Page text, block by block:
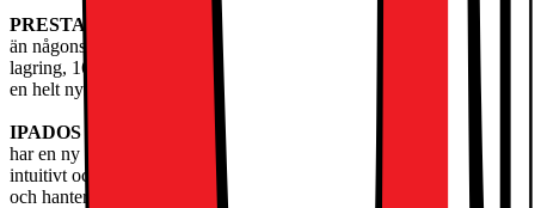
PRESTANDA OCH LAGRING
än någonsin och har kraftfull AI på enheten. Den har upp till 2TB
lagring, 16GB minne och Neural Accelerators för AI-prestanda på
en helt nynivå.
IPADOS– Kör proffsappar och få mer gjort med iPadOS26, som
har en ny Liquid Glass-design och nya smarta funktioner. Ett
intuitivt och flexibelt fönstersystem gör att du kan styra, organisera
och hantera dina arbetsflöden bättre än någonsin.